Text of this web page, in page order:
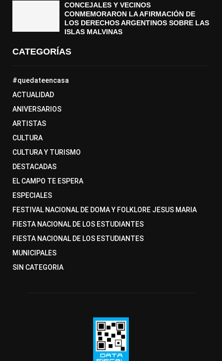
CONCEJALES Y VECINOS
CONMEMORARON LA AFIRMACIÓN DE
LOS DERECHOS ARGENTINOS SOBRE LAS
ISLAS MALVINAS
CATEGORÍAS
#quedateencasa
ACTUALIDAD
ANIVERSARIOS
ARTISTAS
CULTURA
CULTURA Y TURISMO
DESTACADAS
EL CAMPO TE ESPERA
ESPECIALES
FESTIVAL NACIONAL DE DOMA Y FOLKLORE JESUS MARIA
FIESTA NACIONAL DE LOS ESTUDIANTES
FIESTA NACIONAL DE LOS ESTUDIANTES
MUNICIPALES
SIN CATEGORIA